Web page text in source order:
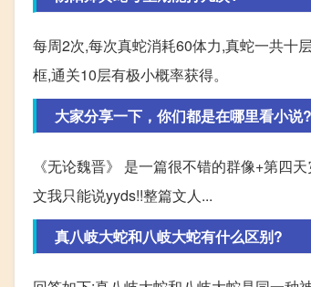
每周2次,每次真蛇消耗60体力,真蛇一共十
框,通关10层有极小概率获得。
大家分享一下，你们都是在哪里看小说?
《无论魏晋》 是一篇很不错的群像+第四
文我只能说yyds!!整篇文人...
真八岐大蛇和八岐大蛇有什么区别?